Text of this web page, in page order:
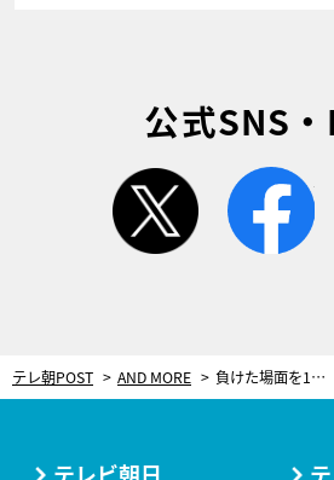
公式SNS・
twitter
テレ朝POST AND MORE 負けた場面を1年間スマホの待受に…早稲田の主将、リベンジへの思い【全日本大学駅伝 直前特集】